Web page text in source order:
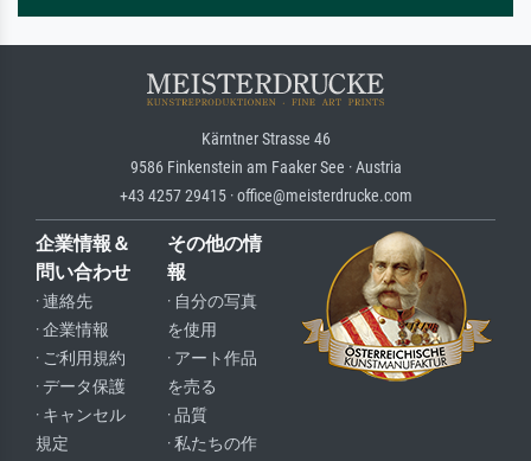
Kärntner Strasse 46
9586 Finkenstein am Faaker See · Austria
+43 4257 29415 · office@meisterdrucke.com
企業情報＆
問い合わせ
· 連絡先
· 企業情報
· ご利用規約
· データ保護
· キャンセル
規定
その他の情
報
· 自分の写真
を使用
· アート作品
を売る
· 品質
· 私たちの作